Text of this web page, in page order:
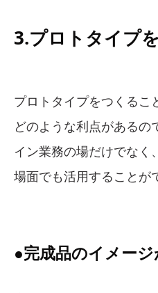
3.プロトタイプ
プロトタイプをつくるこ
どのような利点がある
イン業務の場だけでなく
場面でも活用することが
●完成品のイメー